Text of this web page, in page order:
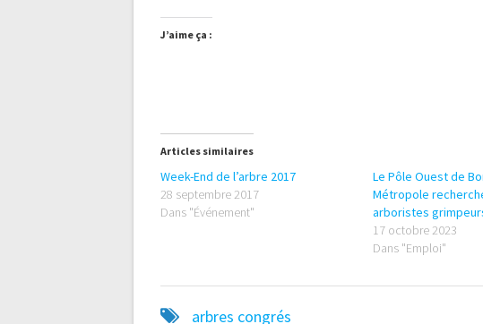
J’aime ça :
Articles similaires
Week-End de l’arbre 2017
28 septembre 2017
Dans "Événement"
Le Pôle Ouest de
Métropole
arboristes
17 octobre 2023
Dans "Emploi"
arbres congrés